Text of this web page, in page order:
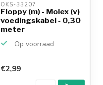
OKS-33207
Floppy (m) - Molex (v)
voedingskabel - 0,30
meter
Op voorraad
9,2/10
€2,99